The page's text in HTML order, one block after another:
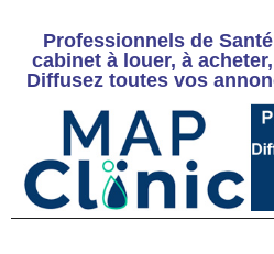
Professionnels de
cabinet à louer, à
Diffusez toutes vos